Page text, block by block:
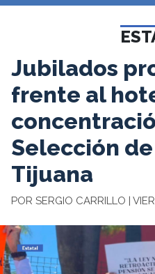
Jubilados
frente al
Selección
Tijuana
POR SERGIO CARRILLO |